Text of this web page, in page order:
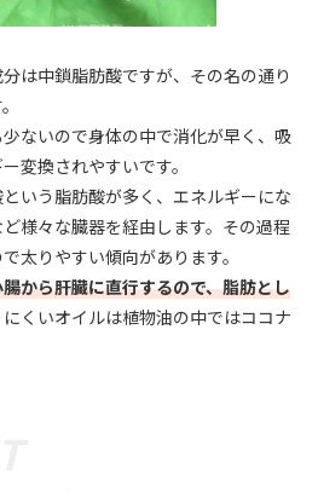
は中鎖脂肪酸ですが、その名の通り
ないので身体の中で消化が早く、吸
変換されやすいです。
いう脂肪酸が多く、エネルギーにな
様々な臓器を経由します。その過程
太りやすい傾向があります。
から肝臓に直行するので、脂肪とし
くいオイルは植物油の中ではココナ